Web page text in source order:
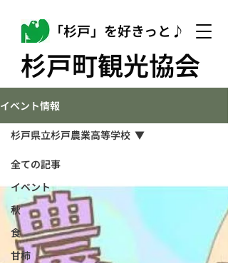
「杉戸」を好きっと♪
杉戸町観光協会
イベント情報
全ての記事
イベント
秋
食
甘柿
杉戸県立杉戸農業高等学校